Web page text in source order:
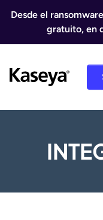
Desde el
gratuito, en